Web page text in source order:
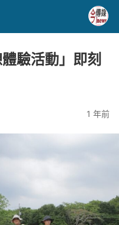
驗活動」即刻
1 年前